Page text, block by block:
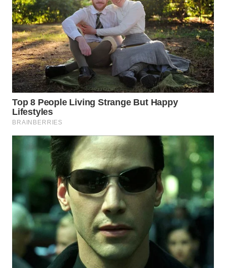
WN
TEBING
TINGGI
WN
PAKPAK
WN
KARAWANG
WN
BOGOR
WN
DEPOK